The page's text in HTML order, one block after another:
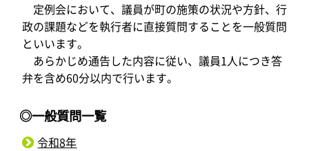
定例会において、議員が町の施策の状況や方針、行
政の課題などを執行者に直接質問することを一般質問
といいます。
あらかじめ通告した内容に従い、議員1人につき答
弁を含め60分以内で行います。
◎一般質問一覧
令和8年